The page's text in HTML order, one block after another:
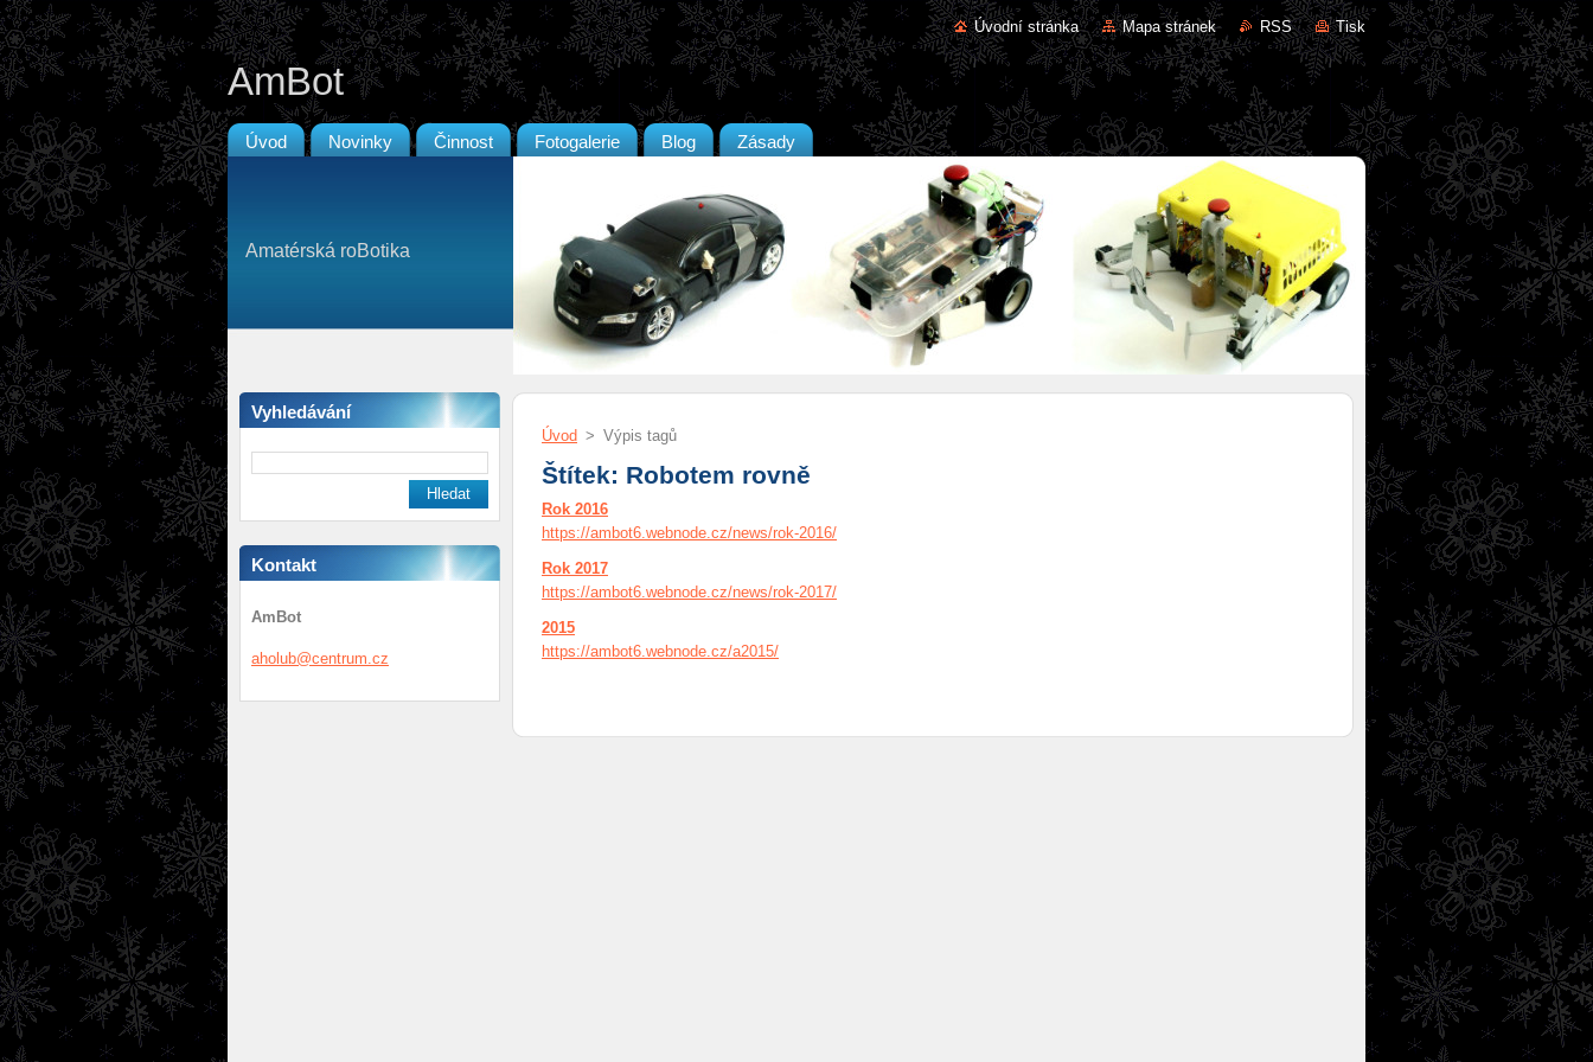
Úvodní stránka Mapa stránek RSS Tisk
AmBot
Úvod Novinky Činnost Fotogalerie Blog Zásady
Amatérská roBotika
Vyhledávání
Kontakt
AmBot
aholub@centrum.cz
Úvod > Výpis tagů
Štítek: Robotem rovně
Rok 2016
https://ambot6.webnode.cz/news/rok-2016/
Rok 2017
https://ambot6.webnode.cz/news/rok-2017/
2015
https://ambot6.webnode.cz/a2015/